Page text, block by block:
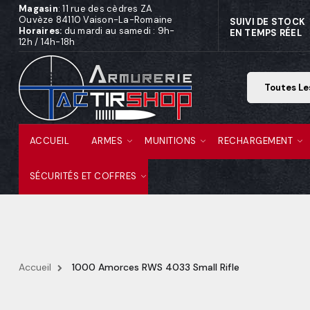
Magasin: 11 rue des cèdres ZA
Ouvèze 84110 Vaison-La-Romaine
Horaires: du mardi au samedi : 9h-
12h / 14h-18h
SUIVI DE STOCK
EN TEMPS RÉEL
ACCUEIL ARMES MUNITIONS RECHARGEMENT
SÉCURITÉS ET COFFRES
Accueil 1000 Amorces RWS 4033 Small Rifle